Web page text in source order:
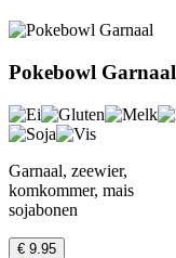
Pokebowl Garnaal
Garnaal, zeewier,
komkommer, mais
sojabonen
€ 9.95